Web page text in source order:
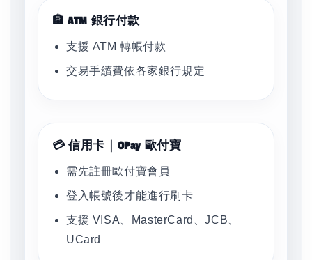
🏦 ATM 銀行付款
支援 ATM 轉帳付款
交易手續費依各家銀行規定
💳 信用卡｜OPay 歐付寶
需先註冊歐付寶會員
登入帳號後才能進行刷卡
支援 VISA、MasterCard、JCB、
UCard